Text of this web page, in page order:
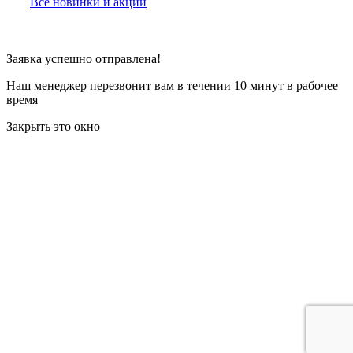
Заявка успешно отправлена!
Наш менеджер перезвонит вам в течении 10 минут в рабочее
время
Закрыть это окно